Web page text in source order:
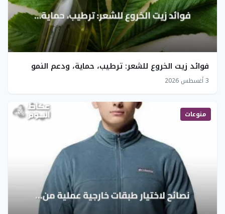
فوائد زيت الخروع للشعر: ترطيب، حماية، ودعم النمو
3 أغسطس 2026
منوعات